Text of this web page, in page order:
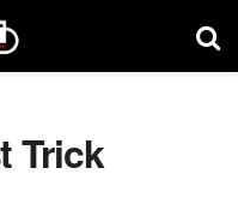
Trick